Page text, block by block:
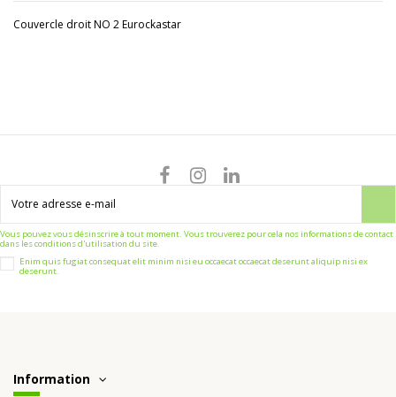
Couvercle droit NO 2 Eurockastar
Vous pouvez vous désinscrire à tout moment. Vous trouverez pour cela nos informations de contact
dans les conditions d'utilisation du site.
Enim quis fugiat consequat elit minim nisi eu occaecat occaecat deserunt aliquip nisi ex
deserunt.
Information